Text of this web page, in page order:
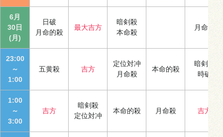
6月
30日
(月)
日破
月命的殺
最大吉方
暗剣殺
本命殺
月命殺
23:00
～
1:00
五黄殺 吉方
定位対冲
月命殺
本命的殺
暗剣殺
時破
1:00
～
3:00
吉方
暗剣殺
定位対冲
本命的殺 月命殺 吉方